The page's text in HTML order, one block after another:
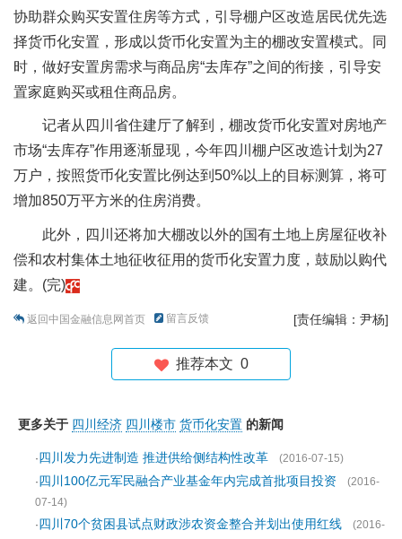
协助群众购买安置住房等方式，引导棚户区改造居民优先选
择货币化安置，形成以货币化安置为主的棚改安置模式。同
时，做好安置房需求与商品房“去库存”之间的衔接，引导安
置家庭购买或租住商品房。
记者从四川省住建厅了解到，棚改货币化安置对房地产
市场“去库存”作用逐渐显现，今年四川棚户区改造计划为27
万户，按照货币化安置比例达到50%以上的目标测算，将可
增加850万平方米的住房消费。
此外，四川还将加大棚改以外的国有土地上房屋征收补
偿和农村集体土地征收征用的货币化安置力度，鼓励以购代
建。(完)
返回中国金融信息网首页 留言反馈 [责任编辑：尹杨]
推荐本文 0
更多关于 四川经济 四川楼市 货币化安置 的新闻
·四川发力先进制造 推进供给侧结构性改革
(2016-07-15)
·四川100亿元军民融合产业基金年内完成首批项目投资
(2016-
07-14)
·四川70个贫困县试点财政涉农资金整合并划出使用红线
(2016-